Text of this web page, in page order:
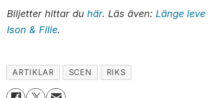
Biljetter hittar du här. Läs även: Länge leve
Ison & Fille.
ARTIKLAR SCEN RIKS